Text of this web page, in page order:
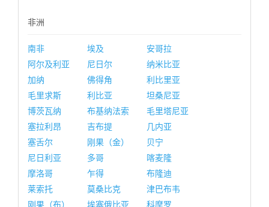
非洲
南非 埃及
安哥拉
阿尔及利亚
尼日尔
纳米比亚
加纳
佛得角
利比里亚
毛里求斯
利比亚
坦桑尼亚
博茨瓦纳
布基纳法索
毛里塔尼亚
塞拉利昂
吉布提
几内亚
塞舌尔
刚果（金）
贝宁
尼日利亚
多哥
喀麦隆
摩洛哥
乍得
布隆迪
莱索托
莫桑比克
津巴布韦
刚果（布）
埃塞俄比亚 科摩罗